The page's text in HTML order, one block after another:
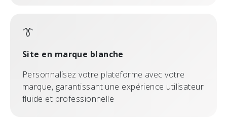
👔
Site en marque blanche
Personnalisez votre plateforme avec votre
marque, garantissant une expérience utilisateur
fluide et professionnelle